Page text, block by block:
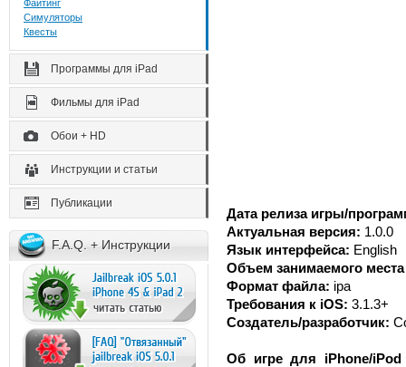
Файтинг
Симуляторы
Квесты
Программы для iPad
Фильмы для iPad
Обои + HD
Инструкции и статьи
Публикации
F.A.Q. + Инструкции
Дата релиза игры/
Актуальная версия: 1.0.0
Язык интерфейса: English
Объем занимаемого
Формат файла: ipa
Требования к iOS: 3.1.3+
Создатель/разработчик:
Об игре для iPhone/